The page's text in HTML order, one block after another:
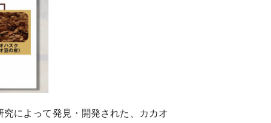
によって発見・開発された、カカオ